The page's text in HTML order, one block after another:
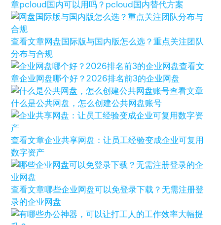
章pcloud国内可以用吗？pcloud国内替代方案
查看文章网盘国际版与国内版怎么选？重点关注团队
分布与合规
查看文
章企业网盘哪个好？2026排名前3的企业网盘
查看文章
什么是公共网盘，怎么创建公共网盘账号
查看文章企业共享网盘：让员工经验变成企业可复用
数字资产
查看文章哪些企业网盘可以免登录下载？无需注册登
录的企业网盘